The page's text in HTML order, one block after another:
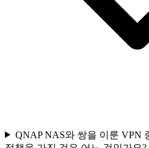
QNAP NAS와 쌍을 이룬 VPN